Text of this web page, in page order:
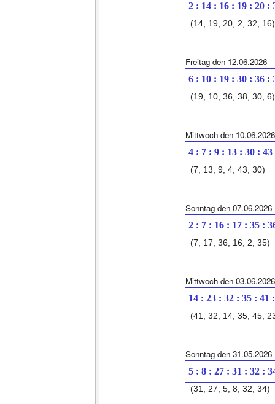
2 : 14 : 16 : 19 : 20 :
(14, 19, 20, 2, 32, 16)
Freitag den 12.06.2026
6 : 10 : 19 : 30 : 36 :
(19, 10, 36, 38, 30, 6)
Mittwoch den 10.06.2026
4 : 7 : 9 : 13 : 30 : 43
(7, 13, 9, 4, 43, 30)
Sonntag den 07.06.2026
2 : 7 : 16 : 17 : 35 :
(7, 17, 36, 16, 2, 35)
Mittwoch den 03.06.2026
14 : 23 : 32 : 35 : 41
(41, 32, 14, 35, 45,
Sonntag den 31.05.2026
5 : 8 : 27 : 31 : 32 :
(31, 27, 5, 8, 32, 34)